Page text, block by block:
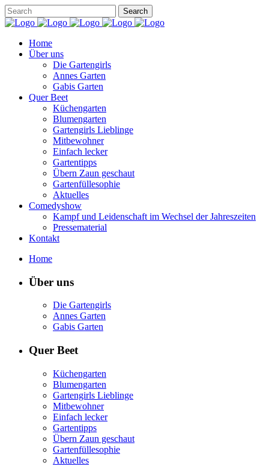
Home
Über uns
Die Gartengirls
Annes Garten
Gabis Garten
Quer Beet
Küchengarten
Blumengarten
Gartengirls Lieblinge
Mitbewohner
Einfach lecker
Gartentipps
Übern Zaun geschaut
Gartenfüllesophie
Aktuelles
Comedyshow
Kampf und Leidenschaft im Wechsel der Jahreszeiten
Pressematerial
Kontakt
Home
Über uns
Die Gartengirls
Annes Garten
Gabis Garten
Quer Beet
Küchengarten
Blumengarten
Gartengirls Lieblinge
Mitbewohner
Einfach lecker
Gartentipps
Übern Zaun geschaut
Gartenfüllesophie
Aktuelles